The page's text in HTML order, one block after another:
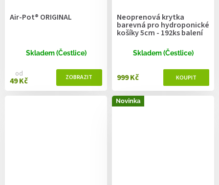
Air-Pot® ORIGINAL
Skladem (Čestlice)
od
49 Kč
Neoprenová krytka
barevná pro hydroponické
košíky 5cm - 192ks balení
Skladem (Čestlice)
999 Kč
Novinka